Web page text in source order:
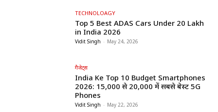
TECHNOLOAGY
Top 5 Best ADAS Cars Under ₹20 Lakh
in India 2026
Vidit Singh - May 24, 2026
गैजेट्स
India Ke Top 10 Budget Smartphones
2026: ₹15,000 से ₹20,000 में सबसे बेस्ट 5G
Phones
Vidit Singh - May 22, 2026